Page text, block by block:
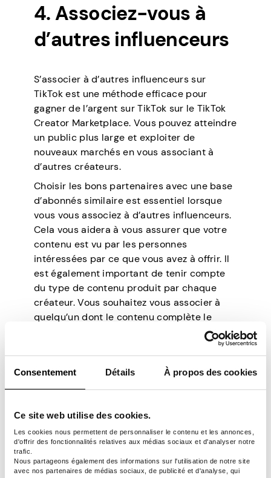
Consentement Détails À propos des cookies
Ce site web utilise des cookies.
Les cookies nous permettent de personnaliser le contenu et les annonces,
d'offrir des fonctionnalités relatives aux médias sociaux et d'analyser notre
trafic.
Nous partageons également des informations sur l'utilisation de notre site
avec nos partenaires de médias sociaux, de publicité et d'analyse, qui
4. Associez-vous à
d’autres influenceurs
S’associer à d’autres influenceurs sur
TikTok est une méthode efficace pour
gagner de l’argent sur TikTok sur le TikTok
Creator Marketplace. Vous pouvez atteindre
un public plus large et exploiter de
nouveaux marchés en vous associant à
d’autres créateurs.
Choisir les bons partenaires avec une base
d’abonnés similaire est essentiel lorsque
vous vous associez à d’autres influenceurs.
Cela vous aidera à vous assurer que votre
contenu est vu par les personnes
intéressées par ce que vous avez à offrir. Il
est également important de tenir compte
du type de contenu produit par chaque
créateur. Vous souhaitez vous associer à
quelqu’un dont le contenu complète le
partenaires, contactez-les et collaborez.
Vous pouvez faire n’importe quoi, d’une
avec d’autres créateurs est un excellent
d’augmenter votre audience sur votre